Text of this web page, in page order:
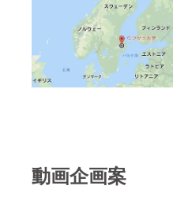
動画企画案